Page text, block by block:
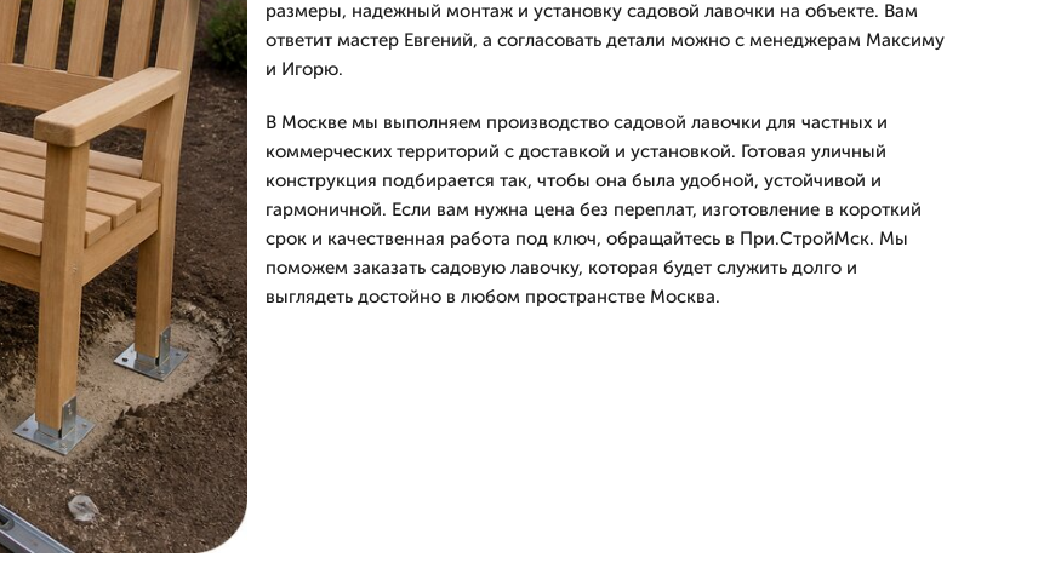
размеры, надежный монтаж и установку садовой лавочки на объекте. Вам
ответит мастер Евгений, а согласовать детали можно с менеджерам Максиму
и Игорю.
В Москве мы выполняем производство садовой лавочки для частных и
коммерческих территорий с доставкой и установкой. Готовая уличный
конструкция подбирается так, чтобы она была удобной, устойчивой и
гармоничной. Если вам нужна цена без переплат, изготовление в короткий
срок и качественная работа под ключ, обращайтесь в При.СтройМск. Мы
поможем заказать садовую лавочку, которая будет служить долго и
выглядеть достойно в любом пространстве Москва.